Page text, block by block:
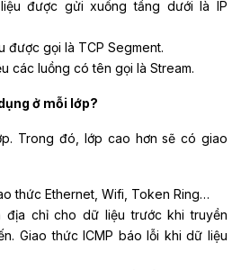
được gửi xuống tầng dưới là IP
được gọi là TCP Segment.
các luồng có tên gọi là Stream.
ở mỗi lớp?
Trong đó, lớp cao hơn sẽ có giao
thức Ethernet, Wifi, Token Ring…
địa chỉ cho dữ liệu trước khi truyền
Giao thức ICMP báo lỗi khi dữ liệu